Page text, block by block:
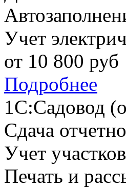
Учет
от 10 800 руб
Подробнее
1С:Садовод
Сдача
Учет
Печать и